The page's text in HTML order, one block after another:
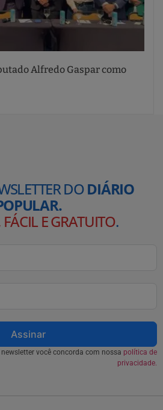
Alfredo Gaspar como
DODIÁRIO
E GRATUITO.
Assinar
você concorda com nossa política de
privacidade.